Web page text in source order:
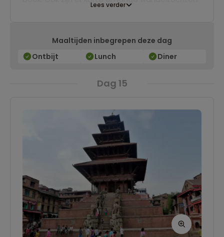
Lees verder
Maaltijden inbegrepen deze dag
Ontbijt
Lunch Diner
Dag 15